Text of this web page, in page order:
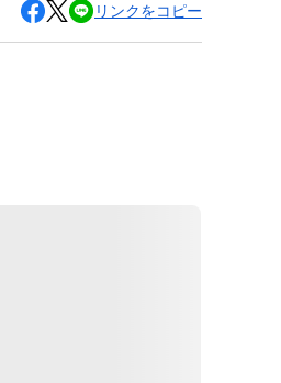
リンクをコピー